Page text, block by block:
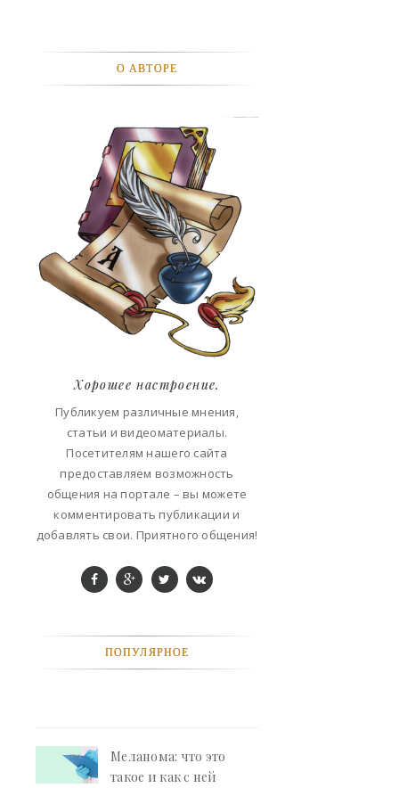
ЛЮДИ
ПОДРОСТКИ
ГОРОДА
ЭКСПЕРЕМЕНТЫ
ЖИЛЬЕ
ЗВЕЗДЫ
О АВТОРЕ
Хорошее настроение.
Публикуем различные мнения,
статьи и видеоматериалы.
Посетителям нашего сайта
предоставляем возможность
общения на портале – вы можете
комментировать публикации и
добавлять свои. Приятного общения!
ПОПУЛЯРНОЕ
Меланома: что это
такое и как с ней